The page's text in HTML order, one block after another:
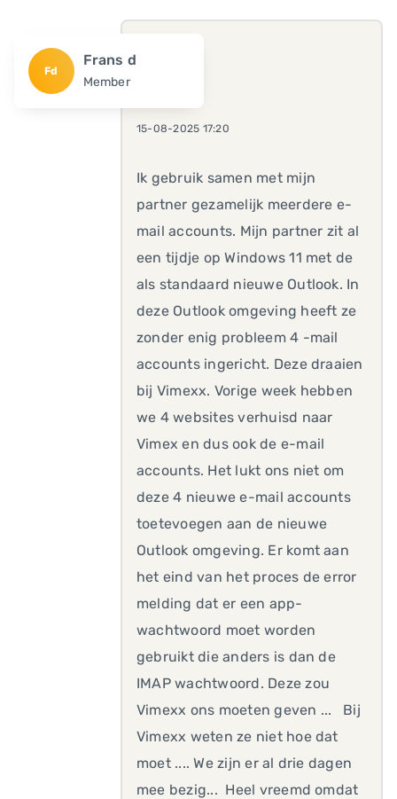
Fd
Frans d
Member
15-08-2025 17:20
Ik gebruik samen met mijn
partner gezamelijk meerdere e-
mail accounts. Mijn partner zit al
een tijdje op Windows 11 met de
als standaard nieuwe Outlook. In
deze Outlook omgeving heeft ze
zonder enig probleem 4 -mail
accounts ingericht. Deze draaien
bij Vimexx. Vorige week hebben
we 4 websites verhuisd naar
Vimex en dus ook de e-mail
accounts. Het lukt ons niet om
deze 4 nieuwe e-mail accounts
toetevoegen aan de nieuwe
Outlook omgeving. Er komt aan
het eind van het proces de error
melding dat er een app-
wachtwoord moet worden
gebruikt die anders is dan de
IMAP wachtwoord. Deze zou
Vimexx ons moeten geven ... Bij
Vimexx weten ze niet hoe dat
moet .... We zijn er al drie dagen
mee bezig... Heel vreemd omdat